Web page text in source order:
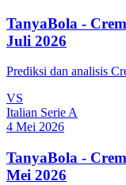
TanyaBola -
Juli 2026
Prediksi dan analisis
VS
Italian Serie A
4 Mei 2026
TanyaBola -
Mei 2026